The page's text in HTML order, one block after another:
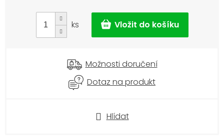
Hlídat
cena:
ks
Možnosti doručení
Dotaz na produkt